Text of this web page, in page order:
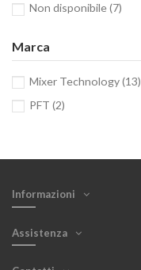
Non disponibile(7)
Marca
Mixer Technology(13)
PFT (2)
Informazioni
Assistenza